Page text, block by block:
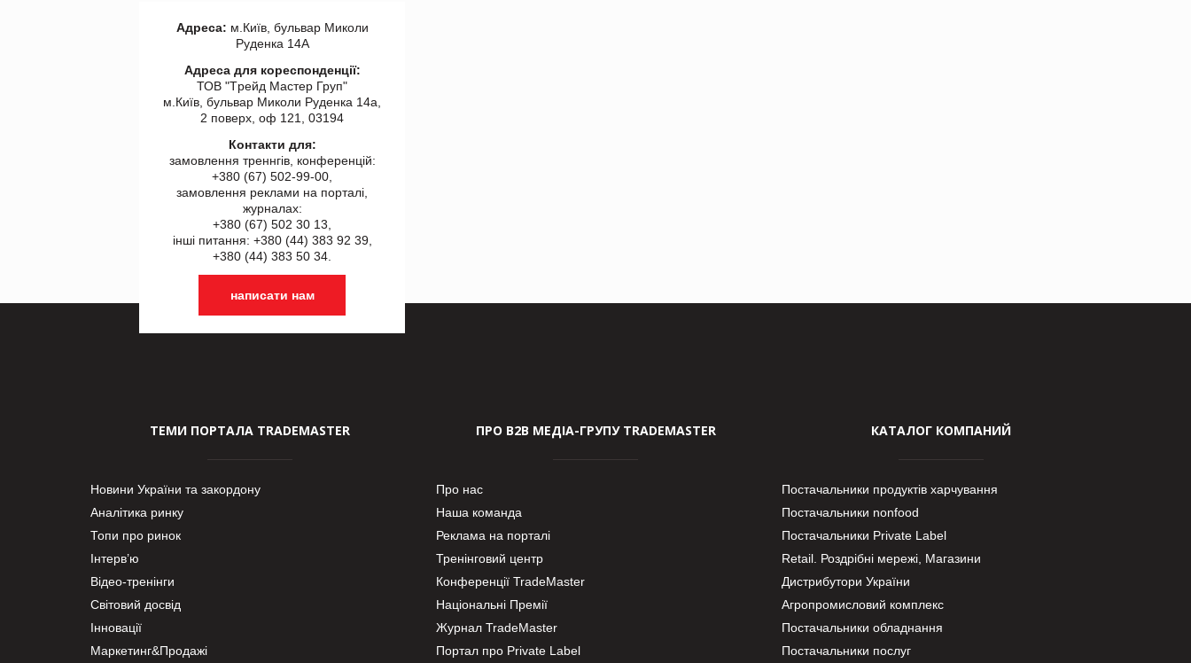
Адреса: м.Київ, бульвар Миколи
Руденка 14А
Адреса для кореспонденції:
ТОВ "Tрейд Мастер Груп"
м.Київ, бульвар Миколи Руденка 14а,
2 поверх, оф 121, 03194
Контакти для:
замовлення треннгів, конференцій:
+380 (67) 502-99-00,
замовлення реклами на порталі,
журналах:
+380 (67) 502 30 13,
інші питання: +380 (44) 383 92 39,
+380 (44) 383 50 34.
написати нам
ТЕМИ ПОРТАЛА TRADEMASTER
Новини України та закордону
Аналітика ринку
Топи про ринок
Інтерв’ю
Відео-тренінги
Світовий досвід
Інновації
Маркетинг&Продажі
ПРО В2В МЕДІА-ГРУПУ TRADEMASTER
Про нас
Наша команда
Реклама на порталі
Тренінговий центр
Конференції TradeMaster
Національні Премії
Журнал TradeMaster
Портал про Private Label
КАТАЛОГ КОМПАНИЙ
Постачальники продуктів харчування
Постачальники nonfood
Постачальники Private Label
Retail. Роздрібні мережі, Магазини
Дистрибутори України
Агропромисловий комплекс
Постачальники обладнання
Постачальники послуг